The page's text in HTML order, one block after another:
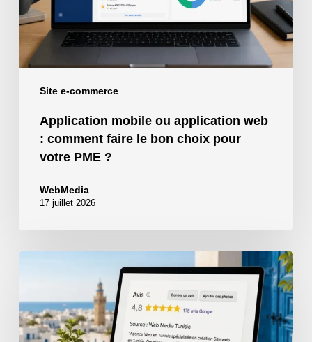
Site e-commerce
faire
bon
choix
pour
PMEApplication mobile ou application web
: comment faire le bon choix pour
votre PME ?
WebMedia
17 juillet 2026
de
170